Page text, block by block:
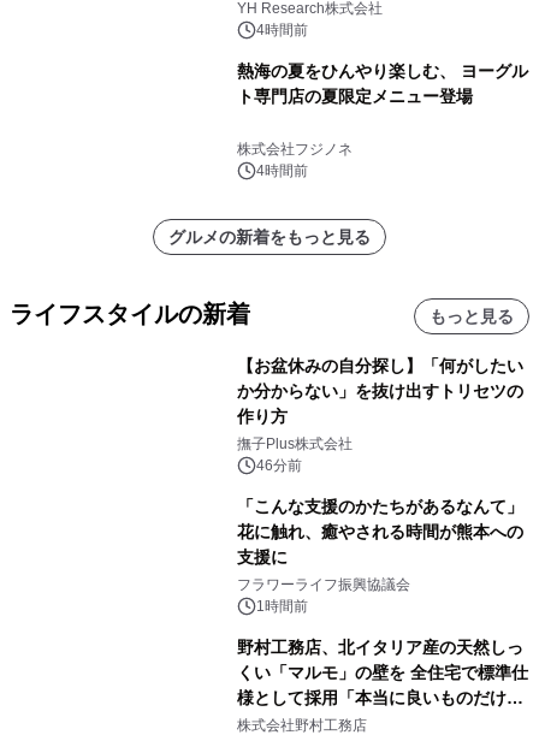
YH Research株式会社
4時間前
熱海の夏をひんやり楽しむ、 ヨーグル
ト専門店の夏限定メニュー登場
株式会社フジノネ
4時間前
グルメの新着をもっと見る
ライフスタイルの新着 もっと見る
【お盆休みの自分探し】「何がしたい
か分からない」を抜け出すトリセツの
作り方
撫子Plus株式会社
46分前
「こんな支援のかたちがあるなんて」
花に触れ、癒やされる時間が熊本への
支援に
フラワーライフ振興協議会
1時間前
野村工務店、北イタリア産の天然しっ
くい「マルモ」の壁を 全住宅で標準仕
様として採用「本当に良いものだけに
こだわる」
株式会社野村工務店